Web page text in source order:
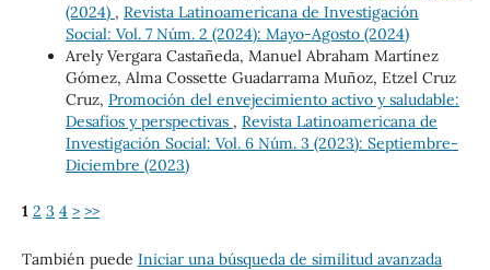
(2024) , Revista Latinoamericana de Investigación
Social: Vol. 7 Núm. 2 (2024): Mayo-Agosto (2024)
Arely Vergara Castañeda, Manuel Abraham Martínez
Gómez, Alma Cossette Guadarrama Muñoz, Etzel Cruz
Cruz, Promoción del envejecimiento activo y saludable:
Desafíos y perspectivas , Revista Latinoamericana de
Investigación Social: Vol. 6 Núm. 3 (2023): Septiembre-
Diciembre (2023)
1 2 3 4 > >>
También puede Iniciar una búsqueda de similitud avanzada